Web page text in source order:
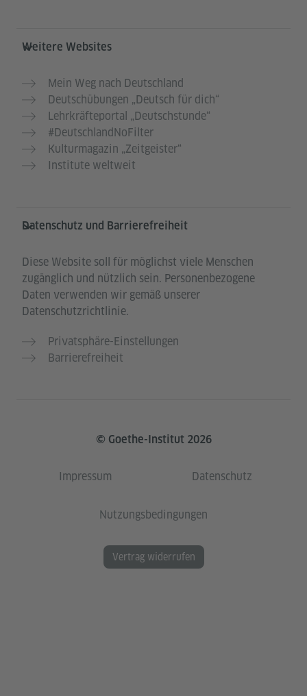
Weitere Websites
Mein Weg nach Deutschland
Deutschübungen „Deutsch für dich“
Lehrkräfteportal „Deutschstunde“
#DeutschlandNoFilter
Kulturmagazin „Zeitgeister“
Institute weltweit
Datenschutz und Barrierefreiheit
Diese Website soll für möglichst viele Menschen
zugänglich und nützlich sein. Personenbezogene
Daten verwenden wir gemäß unserer
Datenschutzrichtlinie.
Privatsphäre-Einstellungen
Barrierefreiheit
© Goethe-Institut 2026
Impressum Datenschutz
Nutzungsbedingungen
Vertrag widerrufen